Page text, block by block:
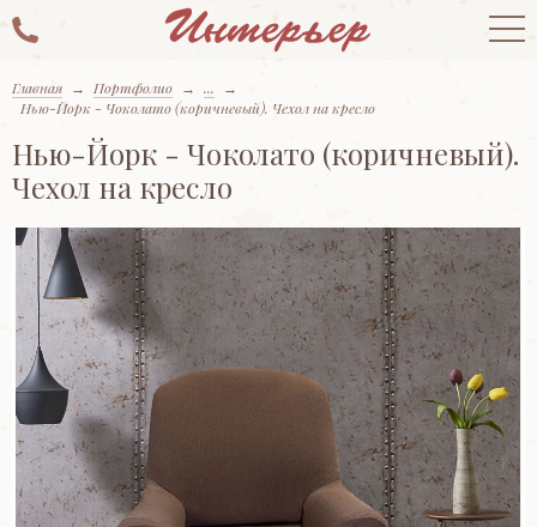
Главная → Портфолио → ...
→
Нью-Йорк - Чоколато (коричневый). Чехол на кресло
Нью-Йорк - Чоколато (коричневый).
Чехол на кресло